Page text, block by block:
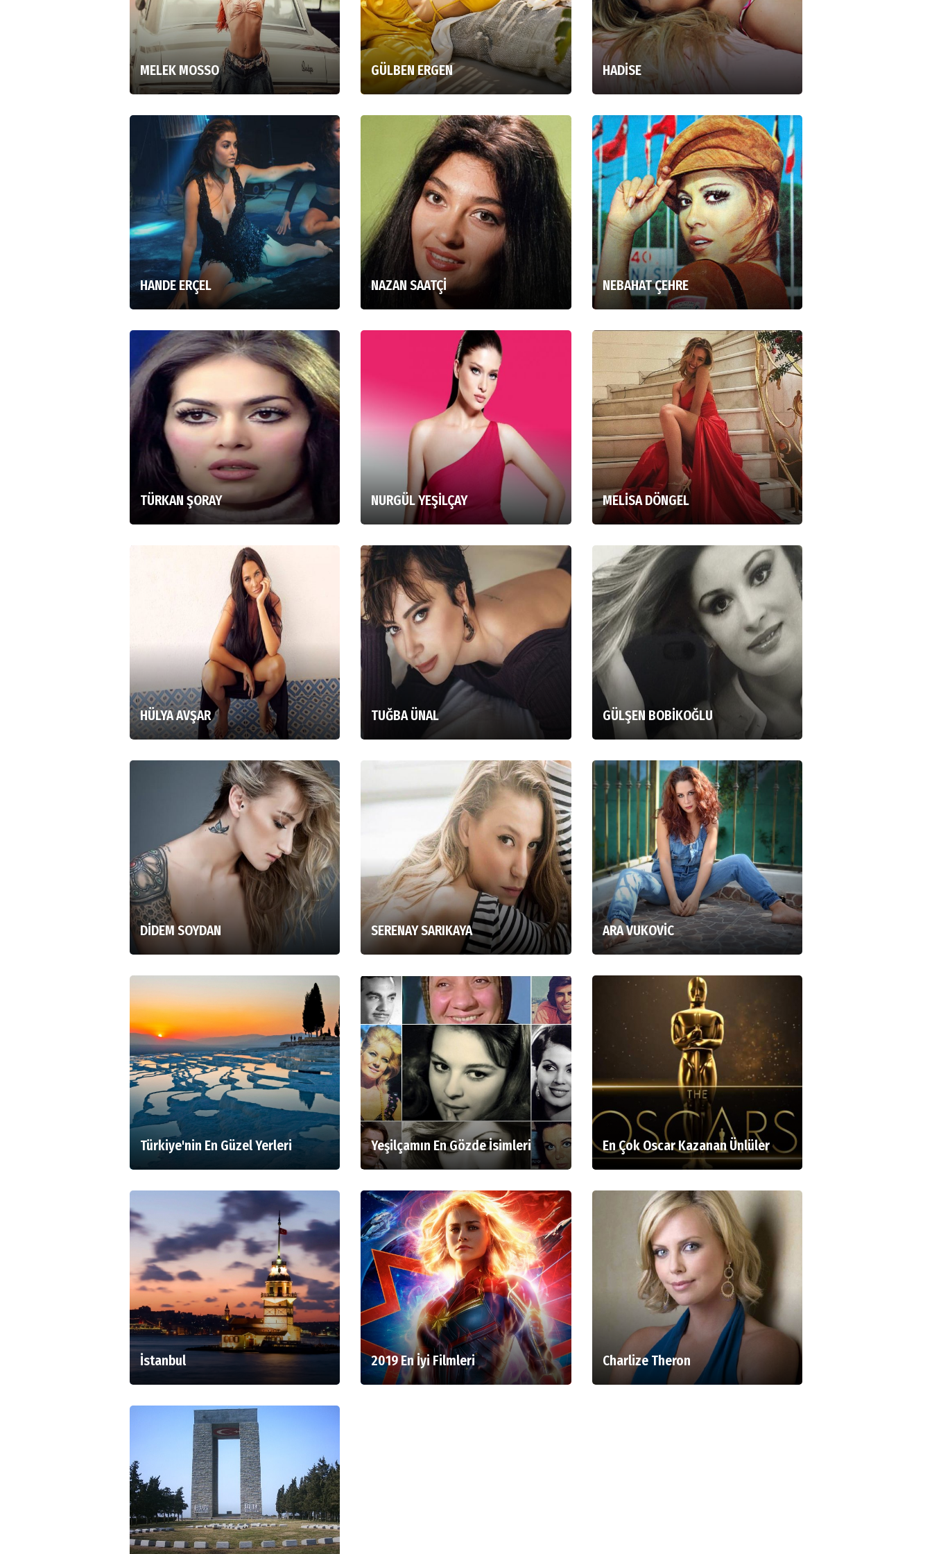
MELEK MOSSO GÜLBEN ERGEN HADİSE
HANDE ERÇEL NAZAN SAATÇİ NEBAHAT ÇEHRE
TÜRKAN ŞORAY NURGÜL YEŞİLÇAY MELİSA DÖNGEL
HÜLYA AVŞAR TUĞBA ÜNAL GÜLŞEN BOBİKOĞLU
DİDEM SOYDAN SERENAY SARIKAYA ARA VUKOVİC
Türkiye'nin En Güzel Yerleri Yeşilçamın En Gözde İsimleri En Çok Oscar Kazanan Ünlüler
İstanbul 2019 En İyi Filmleri Charlize Theron